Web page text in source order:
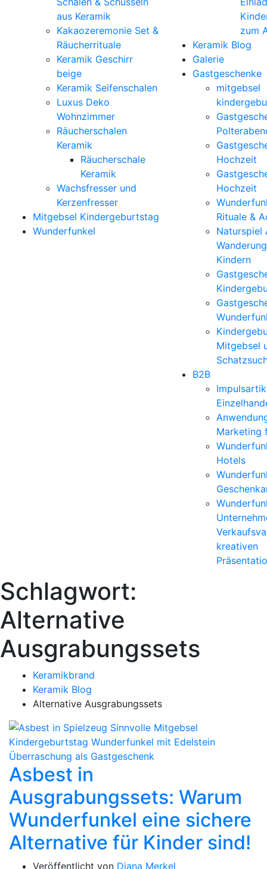
aus Keramik
Kakaozeremonie Set &
Räucherrituale
Keramik Geschirr
beige
Keramik Seifenschalen
Luxus Deko
Wohnzimmer
Räucherschalen
Keramik
Räucherschale
Keramik
Wachsfresser und
Kerzenfresser
Mitgebsel Kindergeburtstag
Wunderfunkel
zum
Keramik Blog
Galerie
Gastgeschenke
mitgebsel
Hochzeit
Hochzeit
Rituale &
Naturspiel
Kindern
Mitgebsel
B2B
Marketing
Hotels
kreativen
Schlagwort:
Alternative
Ausgrabungssets
Keramikbrand
Keramik Blog
Alternative Ausgrabungssets
Asbest in
Ausgrabungssets: Warum
Wunderfunkel eine sichere
Alternative für Kinder sind!
Veröffentlicht von Diana Merkel